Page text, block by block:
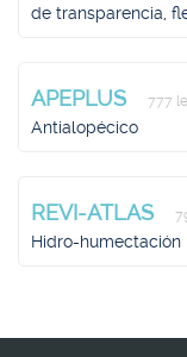
de transparencia,
APEPLUS 777
Antialopécico
REVI-ATLAS
Hidro-